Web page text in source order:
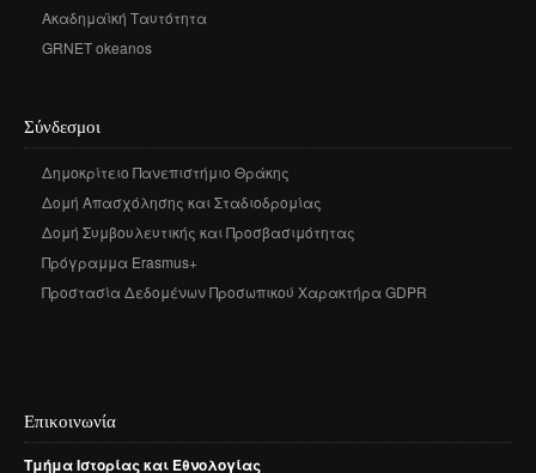
Ακαδημαϊκή Ταυτότητα
GRNET okeanos
Σύνδεσμοι
Δημοκρίτειο Πανεπιστήμιο Θράκης
Δομή Απασχόλησης και Σταδιοδρομίας
Δομή Συμβουλευτικής και Προσβασιμότητας
Πρόγραμμα Erasmus+
Προστασία Δεδομένων Προσωπικού Χαρακτήρα GDPR
Επικοινωνία
ΤμήμαΙστορίαςκαι Εθνολογίας